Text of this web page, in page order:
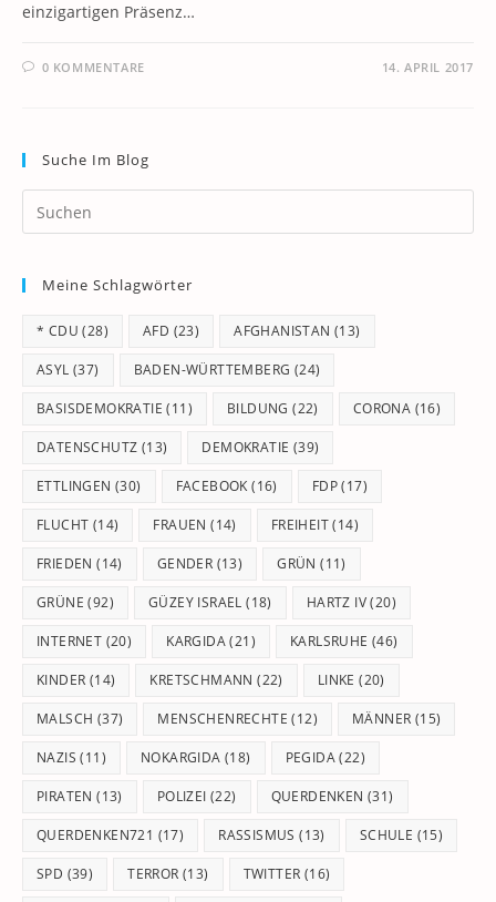
einzigartigen Präsenz…
0 KOMMENTARE 14. APRIL 2017
Suche Im Blog
Meine Schlagwörter
* CDU (28) AFD (23) AFGHANISTAN (13)
ASYL (37) BADEN-WÜRTTEMBERG (24)
BASISDEMOKRATIE (11) BILDUNG (22) CORONA (16)
DATENSCHUTZ (13) DEMOKRATIE (39)
ETTLINGEN (30) FACEBOOK (16) FDP(17)
FLUCHT (14) FRAUEN (14) FREIHEIT(14)
FRIEDEN (14) GENDER (13) GRÜN (11)
GRÜNE (92) GÜZEY ISRAEL (18) HARTZ IV(20)
INTERNET (20) KARGIDA(21) KARLSRUHE (46)
KINDER (14) KRETSCHMANN (22) LINKE (20)
MALSCH (37) MENSCHENRECHTE (12) MÄNNER (15)
NAZIS (11) NOKARGIDA (18) PEGIDA(22)
PIRATEN (13) POLIZEI (22) QUERDENKEN (31)
QUERDENKEN721 (17) RASSISMUS (13) SCHULE (15)
SPD (39) TERROR (13) TWITTER (16)